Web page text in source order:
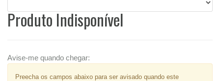
Produto Indisponível
Avise-me quando chegar:
Preecha os campos abaixo para ser avisado quando este